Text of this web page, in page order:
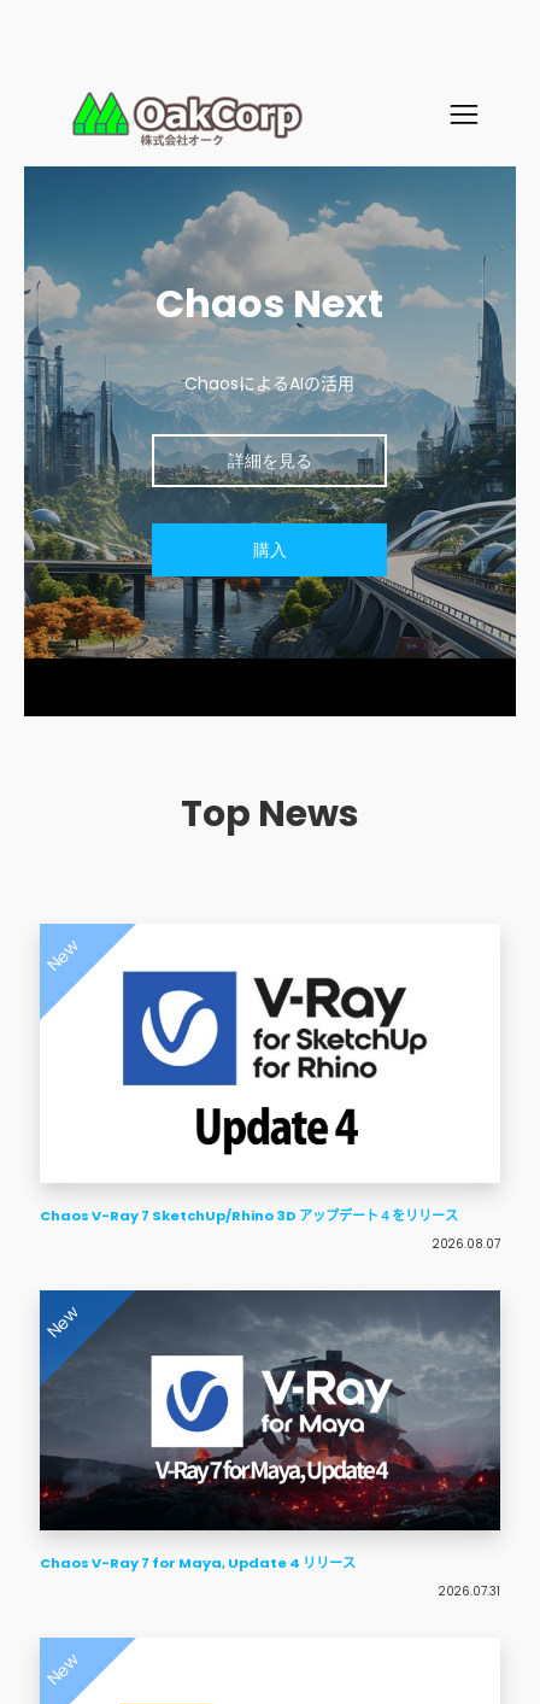
Chaos Next
ChaosによるAIの活用
詳細を見る
購入
Top News
New
Chaos V-Ray 7 SketchUp/Rhino 3D アップデート４をリリース
2026.08.07
New
Chaos V-Ray 7 for Maya, Update 4 リリース
2026.07.31
New